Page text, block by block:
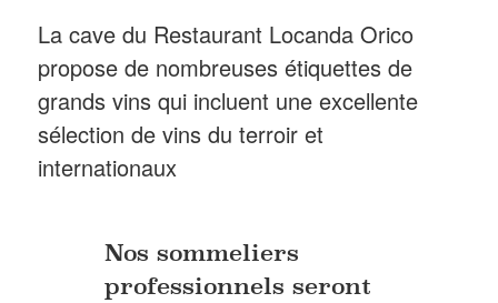
La cave du Restaurant Locanda Orico
propose de nombreuses étiquettes de
grands vins qui incluent une excellente
sélection de vins du terroir et
internationaux
Nos sommeliers
professionnels seront